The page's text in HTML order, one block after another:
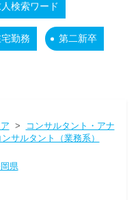
検索ワード
勤務 第二新卒
>
コンサルタント・アナ
サルタント（業務系）
県